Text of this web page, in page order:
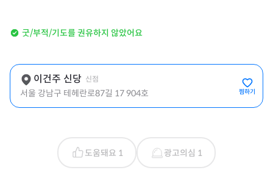
굿/부적/기도를 권유하지 않았어요
이건주 신당 신점
서울 강남구 테헤란로87길 17 904호 찜하기
도움돼요 1 광고의심 1